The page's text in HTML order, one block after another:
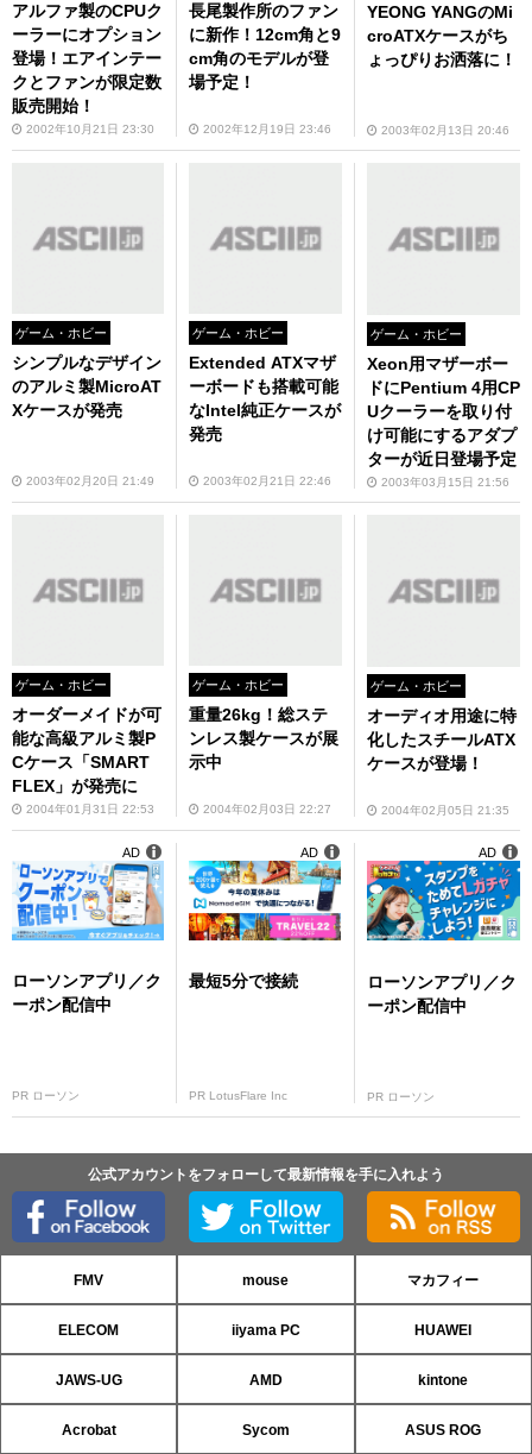
アルファ製のCPUク
ーラーにオプション
登場！エアインテー
クとファンが限定数
販売開始！
2002年10月21日 23:30
長尾製作所のファン
に新作！12cm角と9
cm角のモデルが登
場予定！
2002年12月19日 23:46
YEONG YANGのMi
croATXケースがち
ょっぴりお洒落に！
2003年02月13日 20:46
ゲーム・ホビー
シンプルなデザイン
のアルミ製MicroAT
Xケースが発売
2003年02月20日 21:49
ゲーム・ホビー
Extended ATXマザ
ーボードも搭載可能
なIntel純正ケースが
発売
2003年02月21日 22:46
ゲーム・ホビー
Xeon用マザーボー
ドにPentium 4用CP
Uクーラーを取り付
け可能にするアダプ
ターが近日登場予定
2003年03月15日 21:56
ゲーム・ホビー
オーダーメイドが可
能な高級アルミ製P
Cケース「SMART
FLEX」が発売に
2004年01月31日 22:53
ゲーム・ホビー
重量26kg！総ステ
ンレス製ケースが展
示中
2004年02月03日 22:27
ゲーム・ホビー
オーディオ用途に特
化したスチールATX
ケースが登場！
2004年02月05日 21:35
ローソンアプリ／ク
ーポン配信中
PR ローソン
AD
最短5分で接続
PR LotusFlare Inc
AD
ローソンアプリ／ク
ーポン配信中
PR ローソン
AD
公式アカウントをフォローして最新情報を手に入れよう
FMV mouse マカフィー
ELECOM iiyama PC HUAWEI
JAWS-UG AMD kintone
Acrobat Sycom ASUS ROG